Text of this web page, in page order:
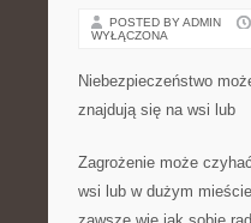
POSTED BY ADMIN
WYŁĄCZONA
Niebezpieczeństwo
znajdują się na wsi lub
Zagrożenie może
wsi lub w dużym